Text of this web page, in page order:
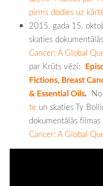
pirms dodies uz
2015. gada 15.
skaties
Cancer: A Global
par Krūts vēzi:
Fictions, Breast
& Essential Oils.
te un skaties Ty
dokumentālās
Cancer: A Global